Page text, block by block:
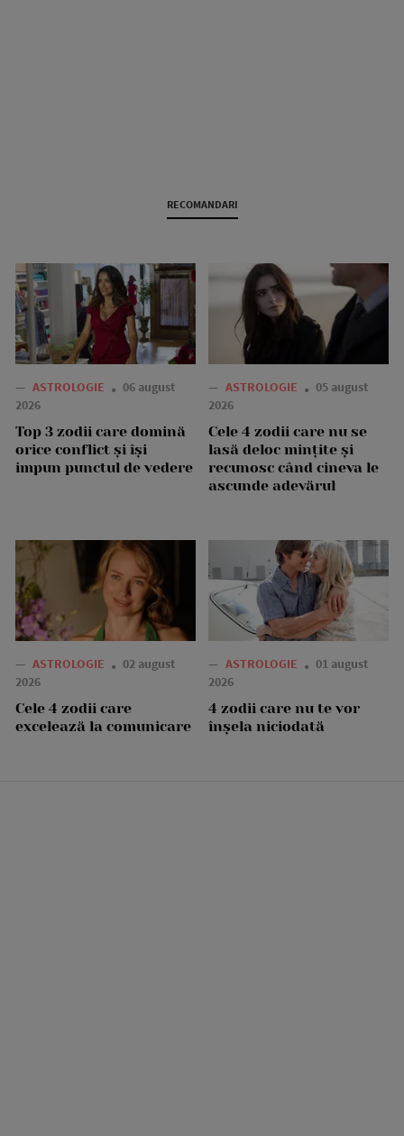
RECOMANDARI
— ASTROLOGIE
06 august
2026
Top 3 zodii care domină
orice conflict și își
impun punctul de vedere
— ASTROLOGIE
05 august
2026
Cele 4 zodii care nu se
lasă deloc mințite și
recunosc când cineva le
ascunde adevărul
— ASTROLOGIE
02 august
2026
Cele 4 zodii care
excelează la comunicare
— ASTROLOGIE
01 august
2026
4 zodii care nu te vor
înșela niciodată